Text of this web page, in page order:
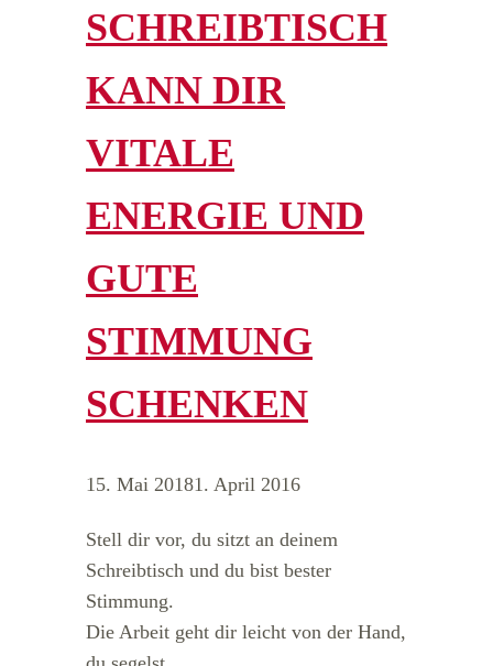
SCHREIBTISCH
KANN DIR
VITALE
ENERGIE UND
GUTE
STIMMUNG
SCHENKEN
15. Mai 20181. April 2016
Stell dir vor, du sitzt an deinem
Schreibtisch und du bist bester
Stimmung.
Die Arbeit geht dir leicht von der Hand,